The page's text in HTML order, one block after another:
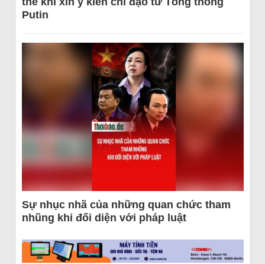
Putin
Sự nhục nhã của những quan chức tham
nhũng khi đối diện với pháp luật